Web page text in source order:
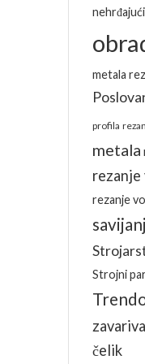
metala
profila
metala
rezanje
rezanje
Strojni
čelik